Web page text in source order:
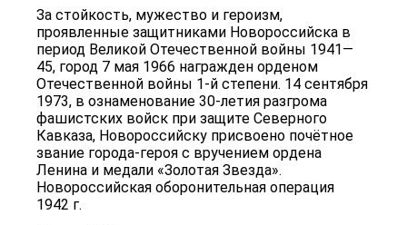
За стойкость, мужество и героизм,
проявленные защитниками Новороссийска в
период Великой Отечественной войны 1941—
45, город 7 мая 1966 награжден орденом
Отечественной войны 1-й степени. 14 сентября
1973, в ознаменование 30-летия разгрома
фашистских войск при защите Северного
Кавказа, Новороссийску присвоено почётное
звание города-героя с вручением ордена
Ленина и медали «Золотая Звезда».
Новороссийская оборонительная операция
1942 г.